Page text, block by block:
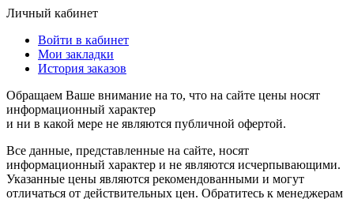
Личный кабинет
Войти в кабинет
Мои закладки
История заказов
Обращаем Ваше внимание на то, что на сайте цены носят
информационный характер
и ни в какой мере не являются публичной офертой.
Все данные, представленные на сайте, носят
информационный характер и не являются исчерпывающими.
Указанные цены являются рекомендованными и могут
отличаться от действительных цен. Обратитесь к менеджерам